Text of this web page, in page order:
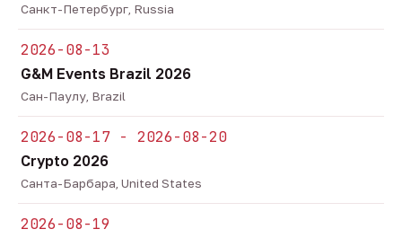
Санкт-Петербург, Russia
2026-08-13
G&M Events Brazil 2026
Сан-Паулу, Brazil
2026-08-17 - 2026-08-20
Crypto 2026
Санта-Барбара, United States
2026-08-19